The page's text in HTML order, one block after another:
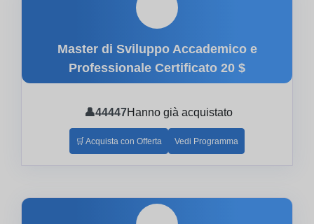
Master di Sviluppo Accademico e
Professionale Certificato 20 $
👤44447Hanno già acquistato
🛒 Acquista con Offerta Vedi Programma